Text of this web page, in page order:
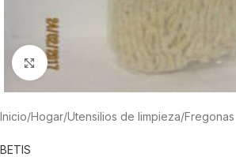
Haga Click para agrandar
Inicio/Hogar/Utensilios de limpieza/Fregonas
BETIS